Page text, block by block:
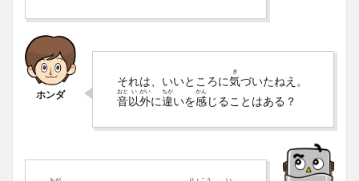
それは、いいところに気
き
づいたねえ。
音
おと
以
い
外
がい
に違
ちが
いを感
かん
じることはある？
ちが りょ こう い